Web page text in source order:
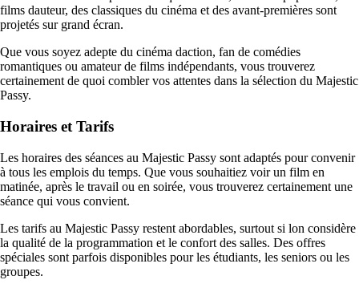
films dauteur, des classiques du cinéma et des avant-premières sont
projetés sur grand écran.
Que vous soyez adepte du cinéma daction, fan de comédies
romantiques ou amateur de films indépendants, vous trouverez
certainement de quoi combler vos attentes dans la sélection du Majestic
Passy.
Horaires et Tarifs
Les horaires des séances au Majestic Passy sont adaptés pour convenir
à tous les emplois du temps. Que vous souhaitiez voir un film en
matinée, après le travail ou en soirée, vous trouverez certainement une
séance qui vous convient.
Les tarifs au Majestic Passy restent abordables, surtout si lon considère
la qualité de la programmation et le confort des salles. Des offres
spéciales sont parfois disponibles pour les étudiants, les seniors ou les
groupes.